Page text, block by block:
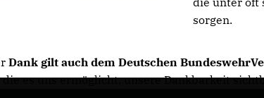
sorgen.
Dank gilt auch dem Deutschen
es uns ermöglicht, unsere Dankbarkeit